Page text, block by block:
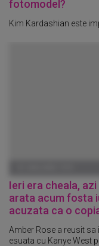
fotomodel?
Kim Kardashian este
Ieri era cheala,
arata acum fosta
acuzata ca o
Amber Rose a reusit sa
esuata cu Kanye West